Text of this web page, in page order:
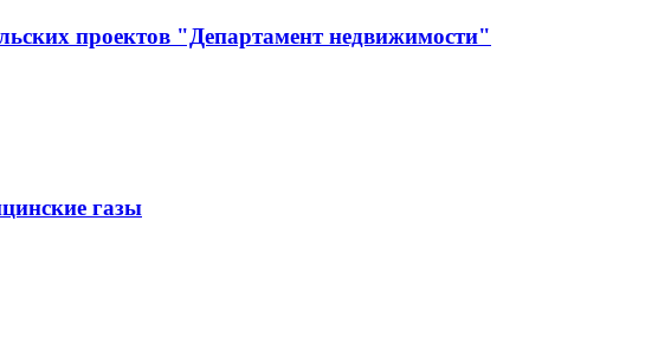
проектов "Департамент недвижимости"
газы